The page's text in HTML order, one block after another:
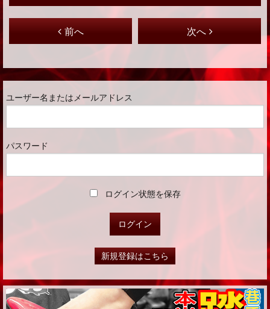
前へ 次へ
ユーザー名またはメールアドレス
パスワード
ログイン状態を保存
新規登録はこちら